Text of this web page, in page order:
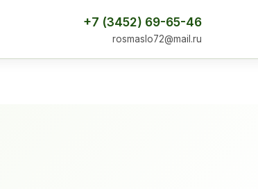
+7 (3452) 69-65-46
rosmaslo72@mail.ru